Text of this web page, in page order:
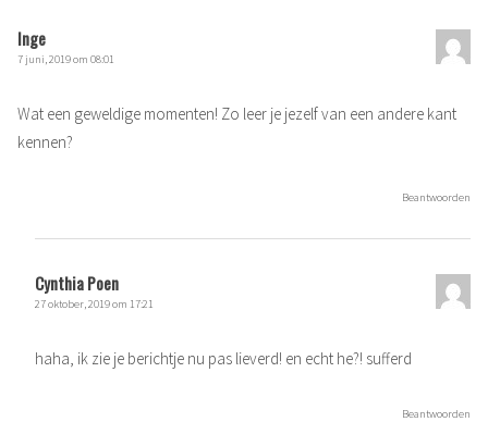
Inge
7 juni, 2019 om 08:01
Wat een geweldige momenten! Zo leer je jezelf van een andere kant
kennen?
Beantwoorden
Cynthia Poen
27 oktober, 2019 om 17:21
haha, ik zie je berichtje nu pas lieverd! en echt he?! sufferd
Beantwoorden